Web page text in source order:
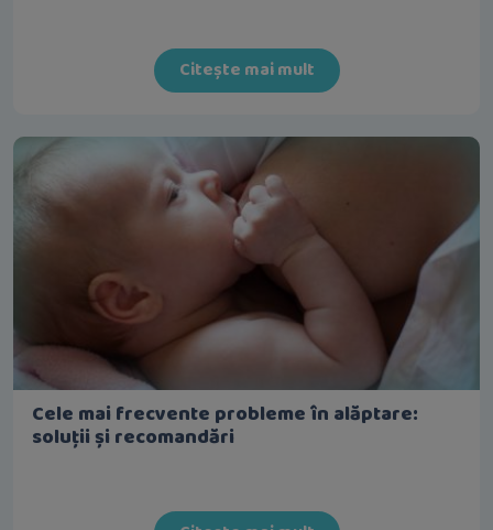
Citește mai mult
Cele mai frecvente probleme în alăptare:
soluții și recomandări